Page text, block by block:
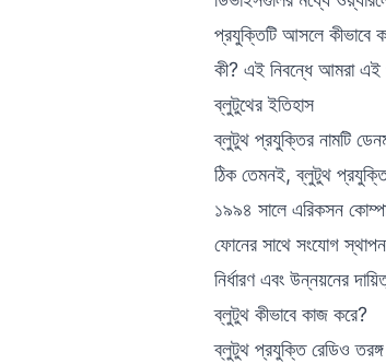
প্রযুক্তিটি আসলে কীভাবে
কী? এই নিবন্ধে আমরা
ব্লুটুথের ইতিহাস
ব্লুটুথ প্রযুক্তির নামটি
ঠিক তেমনই, ব্লুটুথ
১৯৯৪ সালে এরিকসন
ফোনের সাথে সংযোগ
নির্ধারণ এবং উন্নয়নের
ব্লুটুথ কীভাবে কাজ করে?
ব্লুটুথ প্রযুক্তি রেডিও